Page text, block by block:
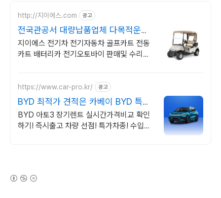
http://지이에스.com 광고
전국관공서 대량납품업체 다목적운반
차 임대및판매
지이에스 전기차 전기자동차 골프카트 전동
카트 배터리카 전기오토바이 판매및 수리전
https://www.car-pro.kr/ 광고
BYD 최적가 견적은 카베이 BYD 특가
차량 무료견적
BYD 아토3 장기렌트 실시간가격비교 확인
하기! 즉시출고 차량 선점! 특가차종! 수입차